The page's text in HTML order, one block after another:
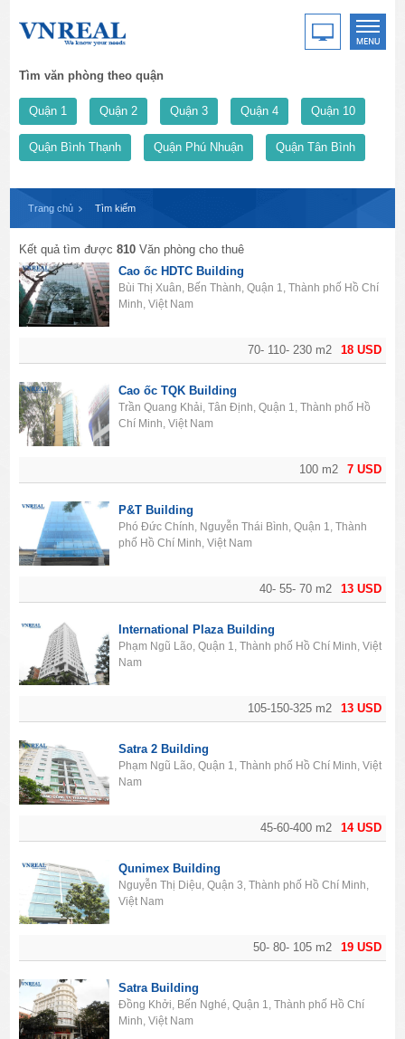
Tìm văn phòng theo quận
Quận 1 Quận 2 Quận 3 Quận 4 Quận 10
Quận Bình Thạnh Quận Phú Nhuận Quận Tân Bình
Trang chủ Tìm kiếm
Kết quả tìm được810 Văn phòng cho thuê
18 USD
70- 110- 230 m2
Cao ốc ​HDTC Building
Bùi Thị Xuân, Bến Thành, Quận 1, Thành phố Hồ Chí
Minh, Việt Nam
7 USD
100 m2
Cao ốc TQK Building
Trần Quang Khải, Tân Định, Quận 1, Thành phố Hồ
Chí Minh, Việt Nam
13 USD
40- 55- 70 m2
P&T Building
Phó Đức Chính, Nguyễn Thái Bình, Quận 1, Thành
phố Hồ Chí Minh, Việt Nam
13 USD
105-150-325 m2
International Plaza Building
Phạm Ngũ Lão, Quận 1, Thành phố Hồ Chí Minh, Việt
Nam
14 USD
45-60-400 m2
Satra 2 Building
Phạm Ngũ Lão, Quận 1, Thành phố Hồ Chí Minh, Việt
Nam
19 USD
50- 80- 105 m2
Qunimex Building
Nguyễn Thị Diệu, Quận 3, Thành phố Hồ Chí Minh,
Việt Nam
Satra Building
Đồng Khởi, Bến Nghé, Quận 1, Thành phố Hồ Chí
Minh, Việt Nam